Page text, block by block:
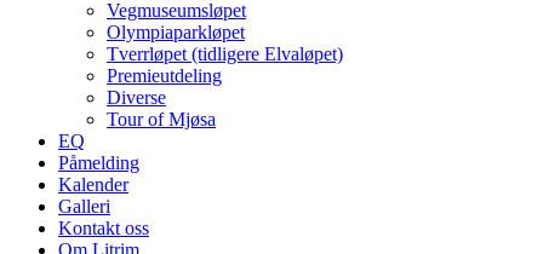
Vegmuseumsløpet
Olympiaparkløpet
Tverrløpet (tidligere Elvaløpet)
Premieutdeling
Diverse
Tour of Mjøsa
EQ
Påmelding
Kalender
Galleri
Kontakt oss
Om Litrim